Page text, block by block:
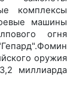
комплексы
машины
огня
оружия
миллиарда